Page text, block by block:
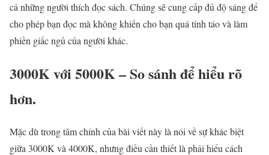
cả những người thích đọc sách. Chúng sẽ cung cấp đủ độ sáng để
cho phép bạn đọc mà không khiến cho bạn quá tỉnh táo và làm
phiền giấc ngủ của người khác.
3000K với 5000K – So sánh để hiểu rõ
hơn.
Mặc dù trong tâm chính của bài viết này là nói về sự khác biệt
giữa 3000K và 4000K, nhưng điều cần thiết là phải hiểu cách